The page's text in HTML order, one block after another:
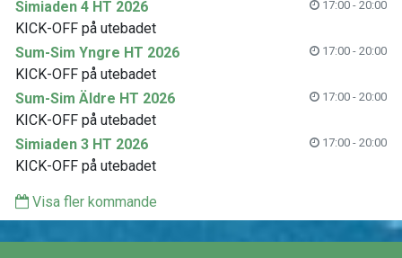
Simiaden 4 HT 2026
17:00 - 20:00
KICK-OFF på utebadet
Sum-Sim Yngre HT 2026
17:00 - 20:00
KICK-OFF på utebadet
Sum-Sim Äldre HT 2026
17:00 - 20:00
KICK-OFF på utebadet
Simiaden 3 HT 2026
17:00 - 20:00
KICK-OFF på utebadet
Visa fler kommande